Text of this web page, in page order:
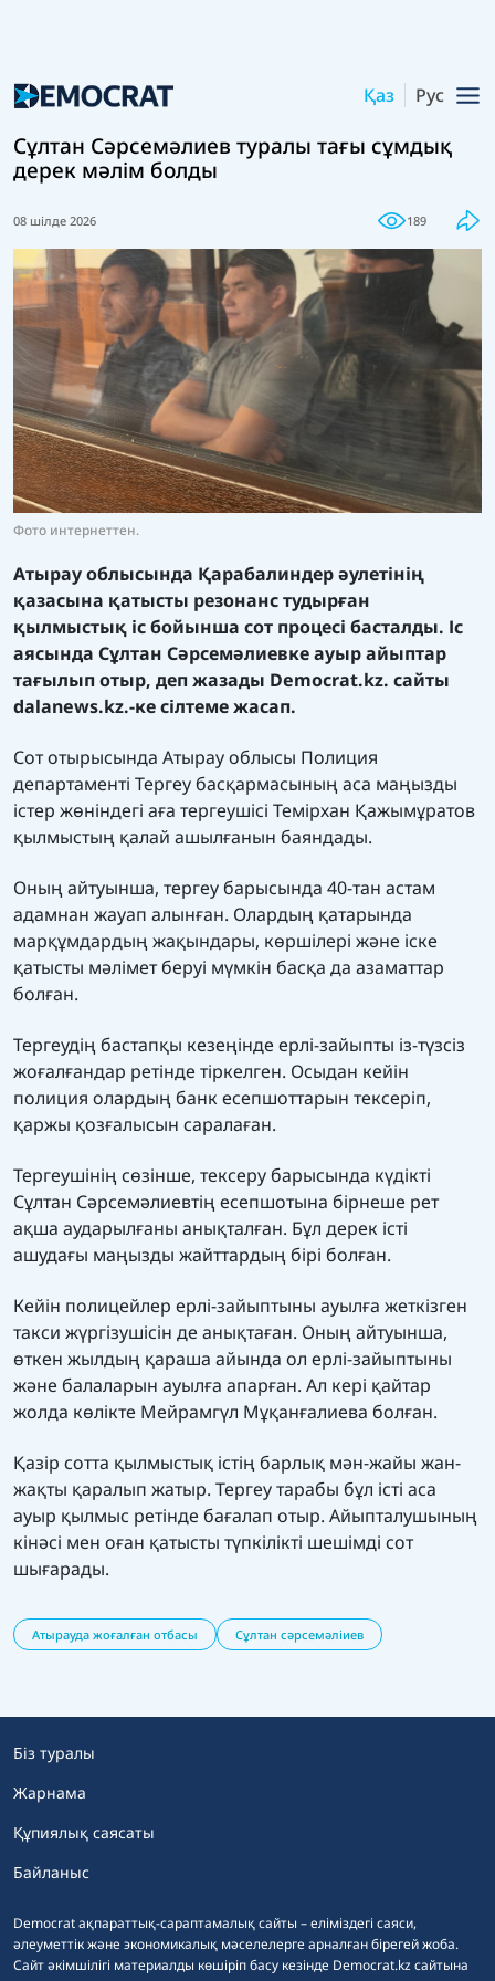
Қаз Рус
Сұлтан Сәрсемәлиев туралы тағы сұмдық
дерек мәлім болды
08 шілде 2026 189
Фото интернеттен.
Атырау облысында Қарабалиндер әулетінің
қазасына қатысты резонанс тудырған
қылмыстық іс бойынша сот процесі басталды. Іс
аясында Сұлтан Сәрсемәлиевке ауыр айыптар
тағылып отыр, деп жазады Democrat.kz. сайты
dalanews.kz.-ке сілтеме жасап.
Сот отырысында Атырау облысы Полиция
департаменті Тергеу басқармасының аса маңызды
істер жөніндегі аға тергеушісі Темірхан Қажымұратов
қылмыстың қалай ашылғанын баяндады.
Оның айтуынша, тергеу барысында 40-тан астам
адамнан жауап алынған. Олардың қатарында
марқұмдардың жақындары, көршілері және іске
қатысты мәлімет беруі мүмкін басқа да азаматтар
болған.
Тергеудің бастапқы кезеңінде ерлі-зайыпты із-түзсіз
жоғалғандар ретінде тіркелген. Осыдан кейін
полиция олардың банк есепшоттарын тексеріп,
қаржы қозғалысын саралаған.
Тергеушінің сөзінше, тексеру барысында күдікті
Сұлтан Сәрсемәлиевтің есепшотына бірнеше рет
ақша аударылғаны анықталған. Бұл дерек істі
ашудағы маңызды жайттардың бірі болған.
Кейін полицейлер ерлі-зайыптыны ауылға жеткізген
такси жүргізушісін де анықтаған. Оның айтуынша,
өткен жылдың қараша айында ол ерлі-зайыптыны
және балаларын ауылға апарған. Ал кері қайтар
жолда көлікте Мейрамгүл Мұқанғалиева болған.
Қазір сотта қылмыстық істің барлық мән-жайы жан-
жақты қаралып жатыр. Тергеу тарабы бұл істі аса
ауыр қылмыс ретінде бағалап отыр. Айыпталушының
кінәсі мен оған қатысты түпкілікті шешімді сот
шығарады.
Атырауда жоғалған отбасы Сұлтан сәрсемәліиев
Democrat ақпараттық-сараптамалық сайты – еліміздегі саяси,
әлеуметтік және экономикалық мәселелерге арналған бірегей жоба.
Сайт әкімшілігі материалды көшіріп басу кезінде Democrat.kz сайтына
Біз туралы
Жарнама
Құпиялық саясаты
Байланыс